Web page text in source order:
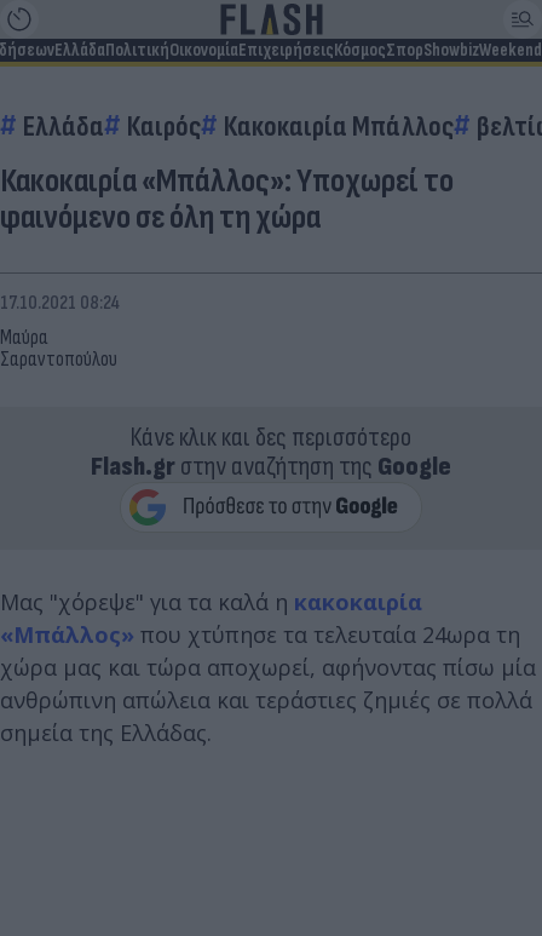
ΕλλάδαΠολιτικήΟικονομίαΕπιχειρήσειςΚόσμοςΣπορShowbizWeekend
Ελλάδα Καιρός Κακοκαιρία Μπάλλος
Κακοκαιρία «Μπάλλος»: Υποχωρεί το
φαινόμενο σε όλη τη χώρα
Μαύρα
Σαραντοπούλου
17.10.2021 08:24
Κάνε κλικ και δες περισσότερο
Flash.grστην αναζήτηση της Google
Μας "χόρεψε" για τα καλά η κακοκαιρία
«Μπάλλος» που χτύπησε τα τελευταία 24ωρα τη
χώρα μας και τώρα αποχωρεί, αφήνοντας πίσω μία
ανθρώπινη απώλεια και τεράστιες ζημιές σε πολλά
σημεία της Ελλάδας.